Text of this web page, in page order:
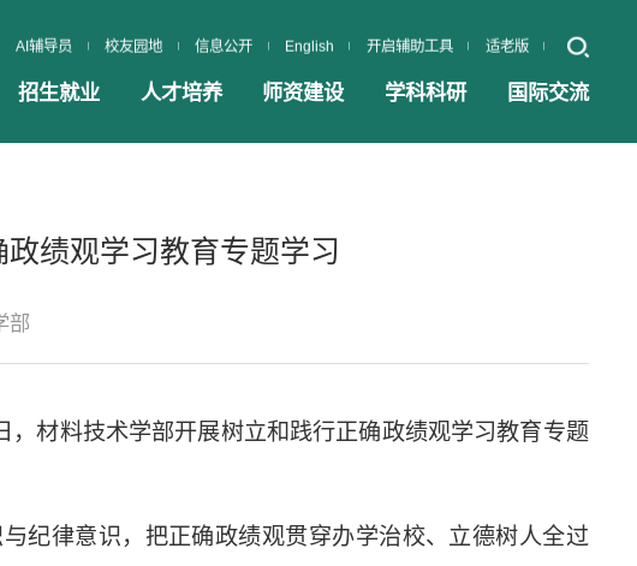
AI辅导员 校友园地 信息公开 English 开启辅助工具 适老版
招生就业 人才培养 师资建设 学科科研 国际交流
绩观学习教育专题学习
部
材料技术学部开展树立和践行正确政绩观学习教育专题
纪律意识，把正确政绩观贯穿办学治校、立德树人全过